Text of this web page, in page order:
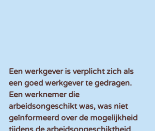
Een werkgever is verplicht zich als
een goed werkgever te gedragen.
Een werknemer die
arbeidsongeschikt was, was niet
geïnformeerd over de mogelijkheid